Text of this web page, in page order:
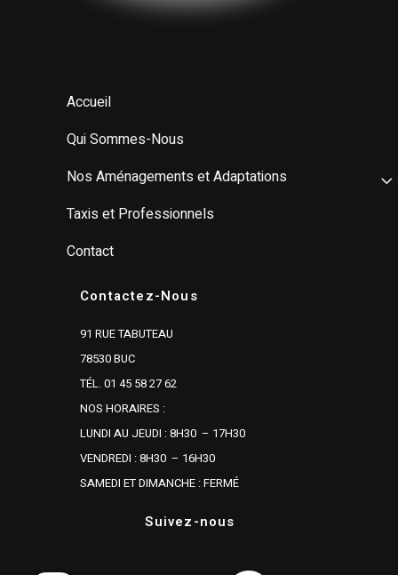
Accueil
Qui Sommes-Nous
Nos Aménagements et Adaptations
Taxis et Professionnels
Contact
Contactez-Nous
91 RUE TABUTEAU
78530 BUC
TÉL. 01 45 58 27 62
NOS HORAIRES :
LUNDI AU JEUDI : 8H30 – 17H30
VENDREDI : 8H30 – 16H30
SAMEDI ET DIMANCHE : FERMÉ
Suivez-nous